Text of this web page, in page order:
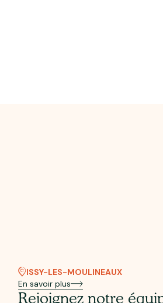
ISSY-LES-MOULINEAUX
En savoir plus
Rejoignez notre